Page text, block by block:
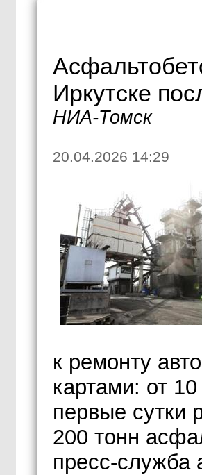
Иркутске
НИА-Томск
20.04.2026 14:29
к ремонту
картами: от
первые сутки
200 тонн
пресс-служба